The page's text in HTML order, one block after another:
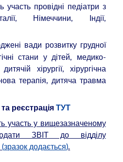
участь провідні педіатри з
Німеччини, Індії,
вади розвитку грудної
стани у дітей, медико-
хірургії, хірургічна
терапія, дитяча травма
реєстрація ТУТ
участь у вищезазначеному
ЗВІТ до відділу
(зразок додається).